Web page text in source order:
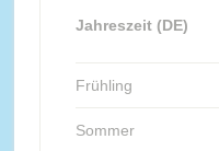
Jahreszeit (DE)
Frühling
Sommer